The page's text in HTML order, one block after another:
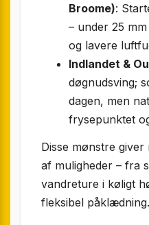
Broome):
– under 25
og lavere
Indlandet &
døgnudsving;
dagen, men
frysepunktet
Disse mønstre
af muligheder – fra
vandreture i køligt
fleksibel påklædning.